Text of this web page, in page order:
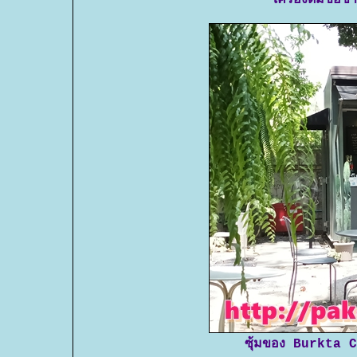
ซุ้มของ Burkta